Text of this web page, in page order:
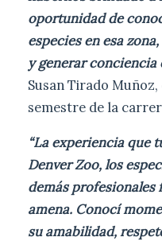
oportunidad de
especies en esa
y generar conciencia
Susan Tirado
semestre de la
“La experiencia que
Denver Zoo, los
demás
amena. Conocí
su amabilidad,